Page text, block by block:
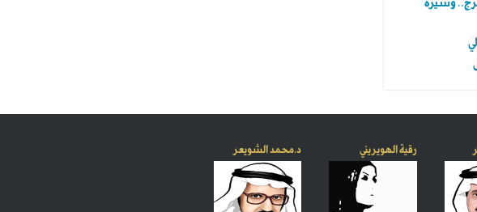
وسيرة
رقية الهويريني د.محمد الشويعر